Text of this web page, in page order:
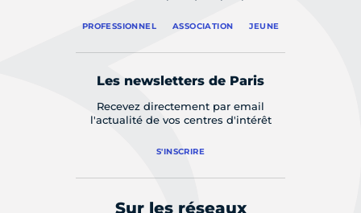
PROFESSIONNEL ASSOCIATION JEUNE
Les newsletters de Paris
Recevez directement par email
l'actualité de vos centres d'intérêt
S'INSCRIRE
Sur les réseaux